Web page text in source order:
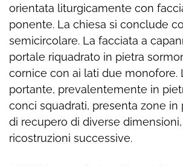
orientata liturgicamente con
ponente. La chiesa si conclude
semicircolare. La facciata a
portale riquadrato in pietra
cornice con ai lati due monofore.
portante, prevalentemente in
conci squadrati, presenta zone in
di recupero di diverse
ricostruzioni successive.